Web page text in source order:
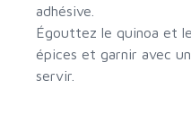
adhésive.
Égouttez le quinoa et
épices et garnir avec
servir.